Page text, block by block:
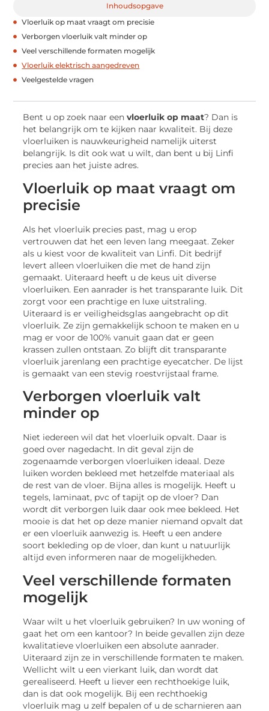
Inhoudsopgave
Vloerluik op maat vraagt om precisie
Verborgen vloerluik valt minder op
Veel verschillende formaten mogelijk
Vloerluik elektrisch aangedreven
Veelgestelde vragen
Bent u op zoek naar eenvloerluik op maat? Dan is
het belangrijk om te kijken naar kwaliteit. Bij deze
vloerluiken is nauwkeurigheid namelijk uiterst
belangrijk. Is dit ook wat u wilt, dan bent u bij Linfi
precies aan het juiste adres.
Vloerluik op maat vraagt om
precisie
Als het vloerluik precies past, mag u erop
vertrouwen dat het een leven lang meegaat. Zeker
als u kiest voor de kwaliteit van Linfi. Dit bedrijf
levert alleen vloerluiken die met de hand zijn
gemaakt. Uiteraard heeft u de keus uit diverse
vloerluiken. Een aanrader is het transparante luik. Dit
zorgt voor een prachtige en luxe uitstraling.
Uiteraard is er veiligheidsglas aangebracht op dit
vloerluik. Ze zijn gemakkelijk schoon te maken en u
mag er voor de 100% vanuit gaan dat er geen
krassen zullen ontstaan. Zo blijft dit transparante
vloerluik jarenlang een prachtige eyecatcher. De lijst
is gemaakt van een stevig roestvrijstaal frame.
Verborgen vloerluik valt
minder op
Niet iedereen wil dat het vloerluik opvalt. Daar is
goed over nagedacht. In dit geval zijn de
zogenaamde verborgen vloerluiken ideaal. Deze
luiken worden bekleed met hetzelfde materiaal als
de rest van de vloer. Bijna alles is mogelijk. Heeft u
tegels, laminaat, pvc of tapijt op de vloer? Dan
wordt dit verborgen luik daar ook mee bekleed. Het
mooie is dat het op deze manier niemand opvalt dat
er een vloerluik aanwezig is. Heeft u een andere
soort bekleding op de vloer, dan kunt u natuurlijk
altijd even informeren naar de mogelijkheden.
Veel verschillende formaten
mogelijk
Waar wilt u het vloerluik gebruiken? In uw woning of
gaat het om een kantoor? In beide gevallen zijn deze
kwalitatieve vloerluiken een absolute aanrader.
Uiteraard zijn ze in verschillende formaten te maken.
Wellicht wilt u een vierkant luik, dan wordt dat
gerealiseerd. Heeft u liever een rechthoekige luik,
dan is dat ook mogelijk. Bij een rechthoekig
vloerluik mag u zelf bepalen of u de scharnieren aan